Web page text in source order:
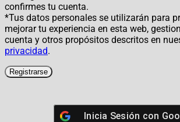
confirmes tu cuenta.
*Tus datos personales se utilizarán para
mejorar tu experiencia en esta web,
cuenta y otros propósitos descritos en
privacidad.
Registrarse
Inicia Sesión con